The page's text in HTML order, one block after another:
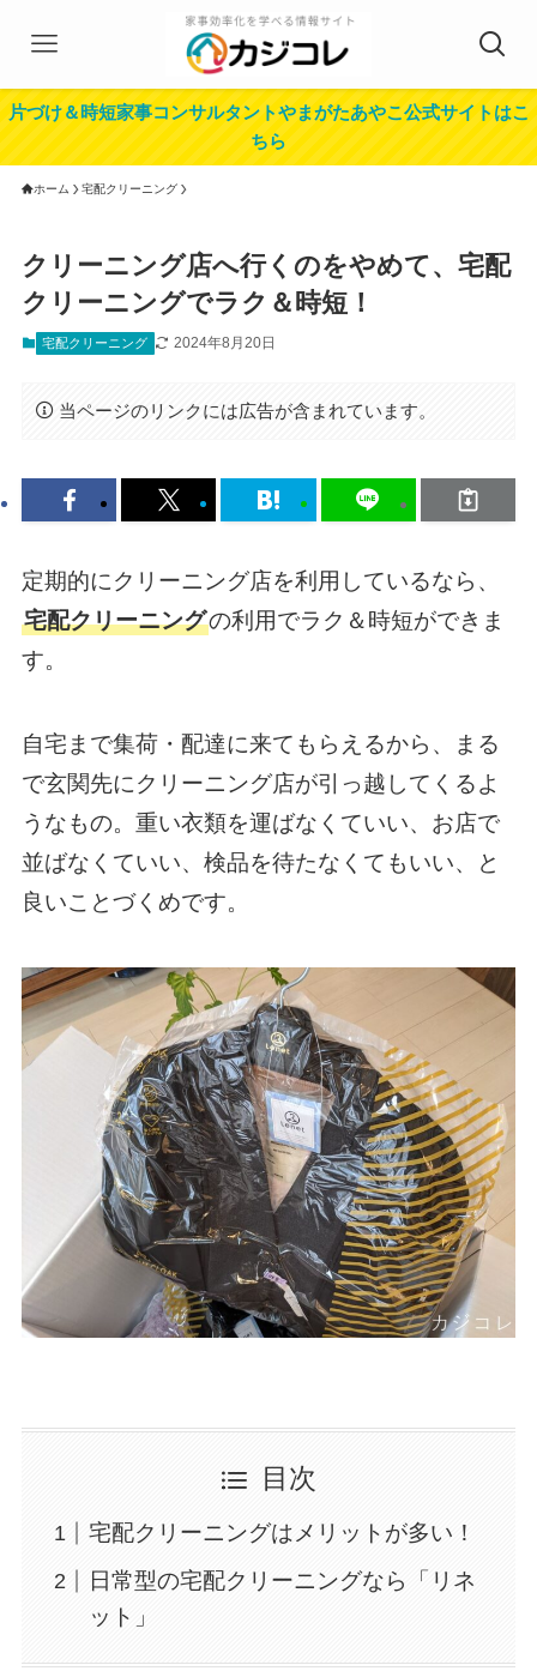
片づけ＆時短家事コンサルタントやまがたあやこ公式サイトはこ
ちら
ホーム 宅配クリーニング
クリーニング店へ行くのをやめて、宅配
クリーニングでラク＆時短！
宅配クリーニング 2024年8月20日
当ページのリンクには広告が含まれています。
定期的にクリーニング店を利用しているなら、
宅配クリーニングの利用でラク＆時短ができま
す。
自宅まで集荷・配達に来てもらえるから、まる
で玄関先にクリーニング店が引っ越してくるよ
うなもの。重い衣類を運ばなくていい、お店で
並ばなくていい、検品を待たなくてもいい、と
良いことづくめです。
目次
宅配クリーニングはメリットが多い！
日常型の宅配クリーニングなら「リネ
ット」